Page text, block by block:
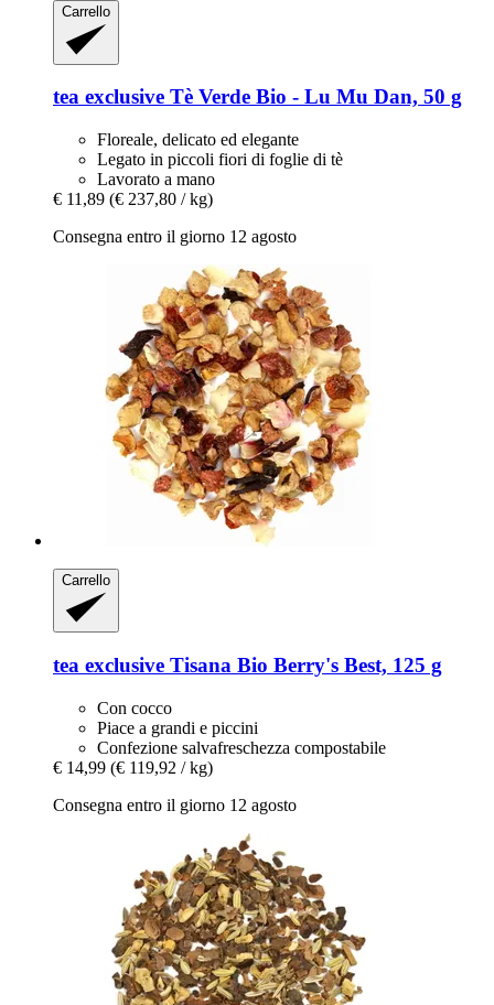
Carrello
tea exclusive Tè Verde Bio -​ Lu Mu Dan, 50 g
Floreale, delicato ed elegante
Legato in piccoli fiori di foglie di tè
Lavorato a mano
€ 11,89 (€ 237,80 / kg)
Consegna entro il giorno 12 agosto
Carrello
tea exclusive Tisana Bio Berry's Best, 125 g
Con cocco
Piace a grandi e piccini
Confezione salvafreschezza compostabile
€ 14,99 (€ 119,92 / kg)
Consegna entro il giorno 12 agosto